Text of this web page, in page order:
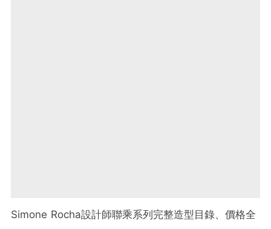
Simone Rocha設計師聯乘系列完整造型目錄、價格全